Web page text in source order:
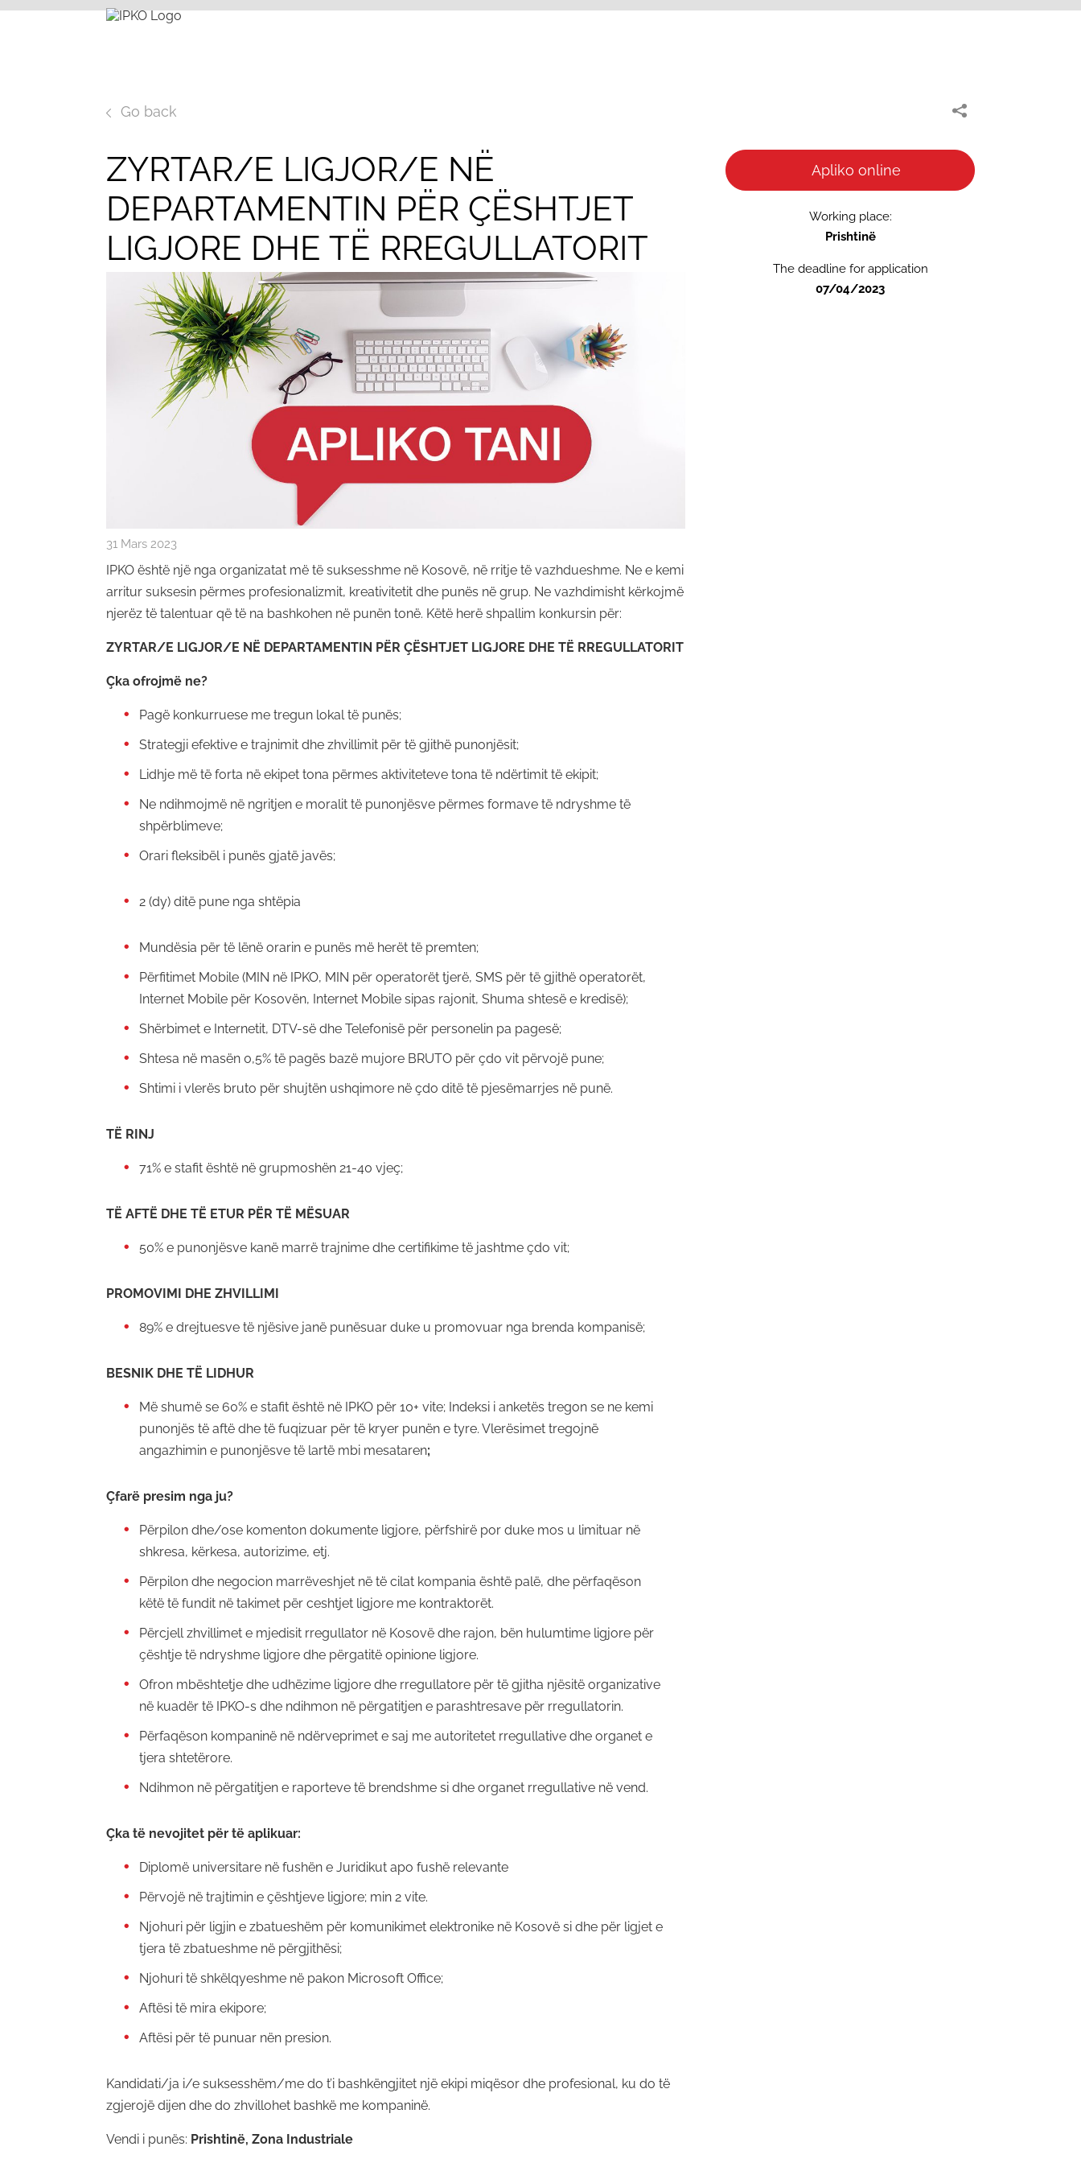
Go back
ZYRTAR/E LIGJOR/E NË
DEPARTAMENTIN PËR ÇËSHTJET
LIGJORE DHE TË RREGULLATORIT
31 Mars 2023
IPKO është një nga organizatat më të suksesshme në Kosovë, në rritje të vazhdueshme. Ne e kemi
arritur suksesin përmes profesionalizmit, kreativitetit dhe punës në grup. Ne vazhdimisht kërkojmë
njerëz të talentuar që të na bashkohen në punën tonë. Këtë herë shpallim konkursin për:
ZYRTAR/E LIGJOR/E NË DEPARTAMENTIN PËR ÇËSHTJET LIGJORE DHE TË RREGULLATORIT
Çka ofrojmë ne?
Pagë konkurruese me tregun lokal të punës;
Strategji efektive e trajnimit dhe zhvillimit për të gjithë punonjësit;
Lidhje më të forta në ekipet tona përmes aktiviteteve tona të ndërtimit të ekipit;
Ne ndihmojmë në ngritjen e moralit të punonjësve përmes formave të ndryshme të
shpërblimeve;
Orari fleksibël i punës gjatë javës;
2 (dy) ditë pune nga shtëpia
Mundësia për të lënë orarin e punës më herët të premten;
Përfitimet Mobile (MIN në IPKO, MIN për operatorët tjerë, SMS për të gjithë operatorët,
Internet Mobile për Kosovën, Internet Mobile sipas rajonit, Shuma shtesë e kredisë);
Shërbimet e Internetit, DTV-së dhe Telefonisë për personelin pa pagesë;
Shtesa në masën 0,5% të pagës bazë mujore BRUTO për çdo vit përvojë pune;
Shtimi i vlerës bruto për shujtën ushqimore në çdo ditë të pjesëmarrjes në punë.
TË RINJ
71% e stafit është në grupmoshën 21-40 vjeç;
TË AFTË DHE TË ETUR PËR TË MËSUAR
50% e punonjësve kanë marrë trajnime dhe certifikime të jashtme çdo vit;
PROMOVIMI DHE ZHVILLIMI
89% e drejtuesve të njësive janë punësuar duke u promovuar nga brenda kompanisë;
BESNIK DHE TË LIDHUR
Më shumë se 60% e stafit është në IPKO për 10+ vite; Indeksi i anketës tregon se ne kemi
punonjës të aftë dhe të fuqizuar për të kryer punën e tyre. Vlerësimet tregojnë
angazhimin e punonjësve të lartë mbi mesataren;
Çfarë presim nga ju?
Përpilon dhe/ose komenton dokumente ligjore, përfshirë por duke mos u limituar në
shkresa, kërkesa, autorizime, etj.
Përpilon dhe negocion marrëveshjet në të cilat kompania është palë, dhe përfaqëson
këtë të fundit në takimet për ceshtjet ligjore me kontraktorët.
Përcjell zhvillimet e mjedisit rregullator në Kosovë dhe rajon, bën hulumtime ligjore për
çështje të ndryshme ligjore dhe përgatitë opinione ligjore.
Ofron mbështetje dhe udhëzime ligjore dhe rregullatore për të gjitha njësitë organizative
në kuadër të IPKO-s dhe ndihmon në përgatitjen e parashtresave për rregullatorin.
Përfaqëson kompaninë në ndërveprimet e saj me autoritetet rregullative dhe organet e
tjera shtetërore.
Ndihmon në përgatitjen e raporteve të brendshme si dhe organet rregullative në vend.
Çka të nevojitet për të aplikuar:
Diplomë universitare në fushën e Juridikut apo fushë relevante
Përvojë në trajtimin e çështjeve ligjore; min 2 vite.
Njohuri për ligjin e zbatueshëm për komunikimet elektronike në Kosovë si dhe për ligjet e
tjera të zbatueshme në përgjithësi;
Njohuri të shkëlqyeshme në pakon Microsoft Office;
Aftësi të mira ekipore;
Aftësi për të punuar nën presion.
Kandidati/ja i/e suksesshëm/me do t’i bashkëngjitet një ekipi miqësor dhe profesional, ku do të
zgjerojë dijen dhe do zhvillohet bashkë me kompaninë.
Vendi i punës: Prishtinë, Zona Industriale
Apliko online
Working place:
Prishtinë
The deadline for application
07/04/2023